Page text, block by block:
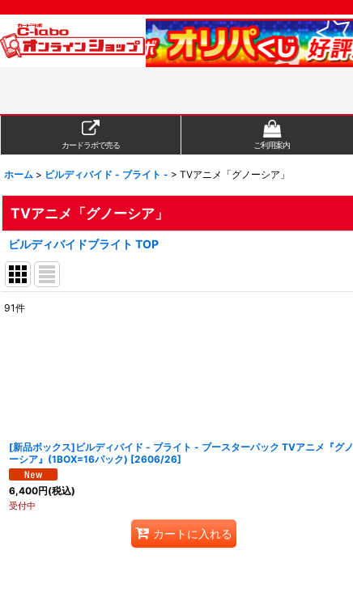
カードラボで売る ご利用案内
ホーム > ビルディバイド - ブライト - > TVアニメ「グノーシア」
TVアニメ「グノーシア」
ビルディバイドブライト TOP
91件
[新品ボックス]ビルディバイド - ブライト - ブースターパック TVアニメ『グノ
ーシア』(1BOX=16パック) [2606/26]
6,400円(税込)
受付中
カートに入れる